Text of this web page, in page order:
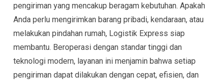
pengiriman yang mencakup beragam kebutuhan. Apakah
Anda perlu mengirimkan barang pribadi, kendaraan, atau
melakukan pindahan rumah, Logistik Express siap
membantu. Beroperasi dengan standar tinggi dan
teknologi modern, layanan ini menjamin bahwa setiap
pengiriman dapat dilakukan dengan cepat, efisien, dan